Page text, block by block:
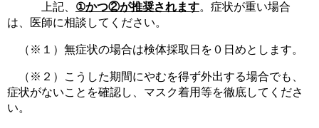
上記、 ①かつ②が推奨されます。症状が重い場合
は、医師に相談してください。
（※１）無症状の場合は検体採取日を０日めとします。
（※２）こうした期間にやむを得ず外出する場合でも、
症状がないことを確認し、マスク着用等を徹底してくださ
い。